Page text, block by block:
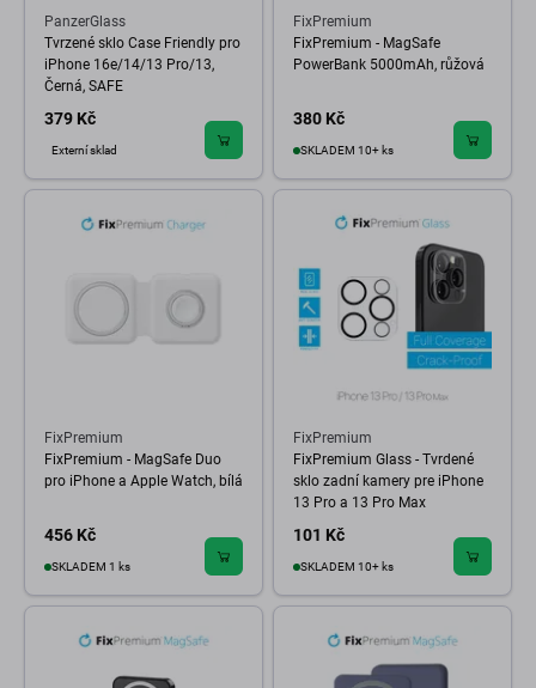
PanzerGlass
Tvrzené sklo Case Friendly pro
iPhone 16e/14/13 Pro/13,
Černá, SAFE
379 Kč
Externí sklad
FixPremium
FixPremium - MagSafe
PowerBank 5000mAh, růžová
380 Kč
SKLADEM 10+ ks
FixPremium
FixPremium - MagSafe Duo
pro iPhone a Apple Watch, bílá
456 Kč
SKLADEM 1 ks
FixPremium
FixPremium Glass - Tvrdené
sklo zadní kamery pre iPhone
13 Pro a 13 Pro Max
101 Kč
SKLADEM 10+ ks